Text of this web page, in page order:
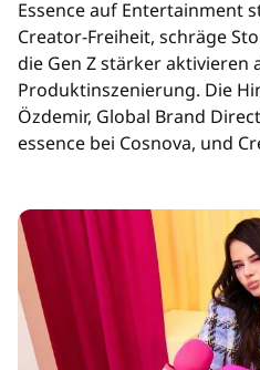
Essence auf Entertainment
Creator-Freiheit, schräge
die Gen Z stärker aktivieren
Produktinszenierung. Die
Özdemir, Global Brand
essence bei Cosnova, und